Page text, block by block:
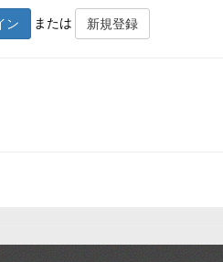
ン または 新規登録